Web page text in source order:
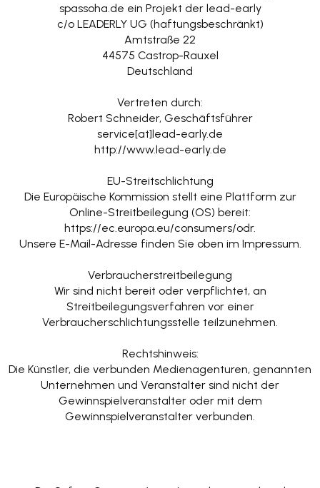
spassoha.de ein Projekt der lead-early
c/o LEADERLY UG (haftungsbeschränkt)
Amtstraße 22
44575 Castrop-Rauxel
Deutschland
Vertreten durch:
Robert Schneider, Geschäftsführer
service[at]lead-early.de
http://www.lead-early.de
EU-Streitschlichtung
Die Europäische Kommission stellt eine Plattform zur
Online-Streitbeilegung (OS) bereit:
https://ec.europa.eu/consumers/odr.
Unsere E-Mail-Adresse finden Sie oben im Impressum.
Verbraucherstreitbeilegung
Wir sind nicht bereit oder verpflichtet, an
Streitbeilegungsverfahren vor einer
Verbraucherschlichtungsstelle teilzunehmen.
Rechtshinweis:
Die Künstler, die verbunden Medienagenturen, genannten
Unternehmen und Veranstalter sind nicht der
Gewinnspielveranstalter oder mit dem
Gewinnspielveranstalter verbunden.